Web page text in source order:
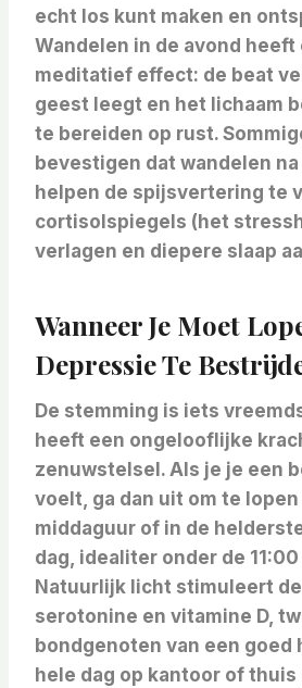
echt los kunt maken en
Wandelen in de avond heeft
meditatief effect: de beat
geest leegt en het lichaam
te bereiden op rust.
bevestigen dat wandelen
helpen de spijsvertering te
cortisolspiegels (het
verlagen en diepere slaap
Wanneer Je Moet
Depressie Te
De stemming is iets
heeft een ongelooflijke
zenuwstelsel. Als je je een
voelt, ga dan uit om te lopen
middaguur of in de
dag, idealiter onder de
Natuurlijk licht stimuleert
serotonine en vitamine D,
bondgenoten van een goed
hele dag op kantoor of